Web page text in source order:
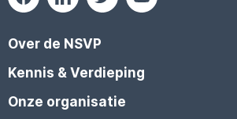
Over de NSVP
Kennis & Verdieping
Onze organisatie